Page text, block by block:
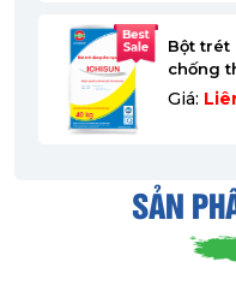
Bột trét
chống
Giá:
SẢN